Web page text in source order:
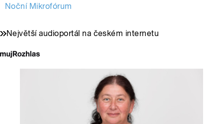
Noční Mikrofórum
Největší audioportál na českém internetu